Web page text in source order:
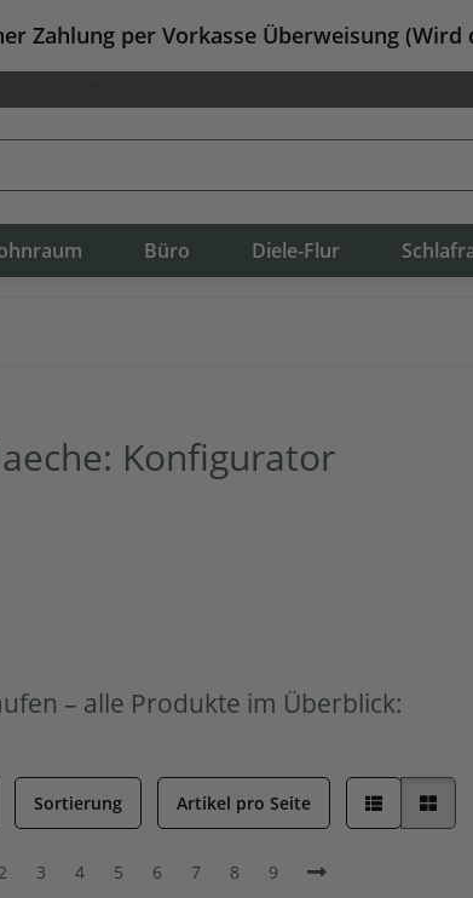
Zahlung per Vorkasse Überweisung
Büro Diele-Flur
Konfigurator
– alle Produkte im Überblick:
Sortierung Artikel pro Seite
2 3 4 5 6 7 8 9